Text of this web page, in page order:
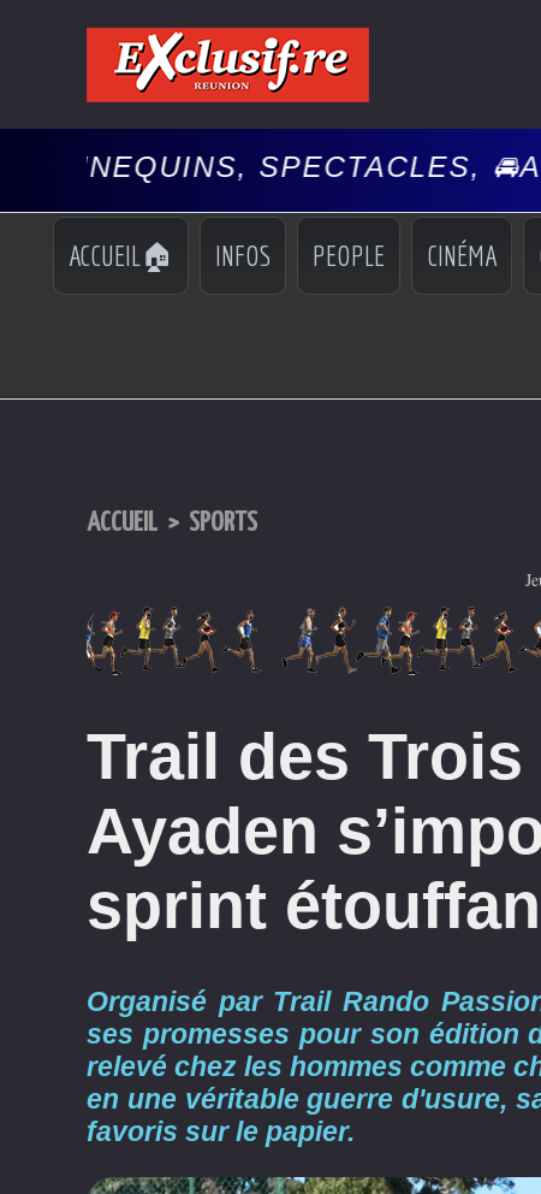
SPECTACLES, 🚘AUTO•
ACCUEIL🏠 INFOS PEOPLE CINÉMA
ACCUEIL > SPORTS
Trail des
Ayaden
sprint
Organisé par Trail Rando
ses promesses pour son édition
relevé chez les hommes comme
en une véritable guerre d'usure,
favoris sur le papier.